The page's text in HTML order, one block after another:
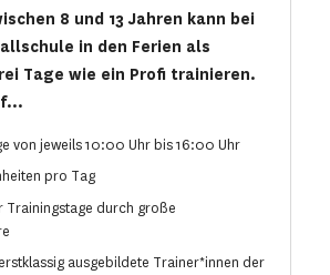
8 und 13 Jahren kann bei
in den Ferien als
Tage wie ein Profi trainieren.
von jeweils 10:00 Uhr bis 16:00 Uhr
pro Tag
Trainingstage durch große
ausgebildete Trainer*innen der